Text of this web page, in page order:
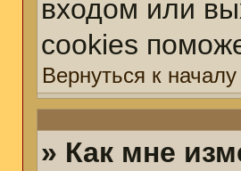
входом или
cookies
Вернуться к началу
» Как мне